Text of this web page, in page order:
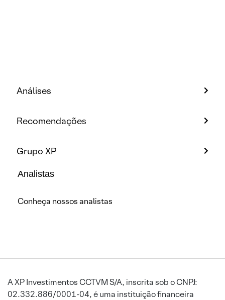
Análises
Recomendações
Grupo XP
Analistas
Conheça nossos analistas
A XP Investimentos CCTVM S/A, inscrita sob o CNPJ:
02.332.886/0001-04, é uma instituição financeira